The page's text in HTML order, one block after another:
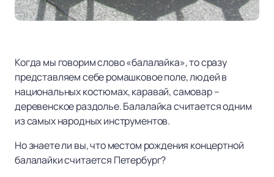
Когда мы говорим слово «балалайка», то сразу
представляем себе ромашковое поле, людей в
национальных костюмах, каравай, самовар –
деревенское раздолье. Балалайка считается одним
из самых народных инструментов.
Но знаете ли вы, что местом рождения концертной
балалайки считается Петербург?